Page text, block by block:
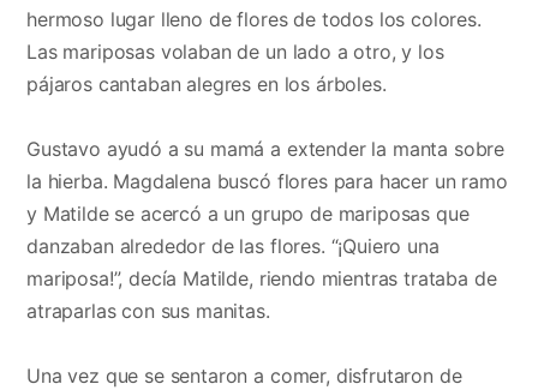
hermoso lugar lleno de flores de todos los colores.
Las mariposas volaban de un lado a otro, y los
pájaros cantaban alegres en los árboles.
Gustavo ayudó a su mamá a extender la manta sobre
la hierba. Magdalena buscó flores para hacer un ramo
y Matilde se acercó a un grupo de mariposas que
danzaban alrededor de las flores. “¡Quiero una
mariposa!”, decía Matilde, riendo mientras trataba de
atraparlas con sus manitas.
Una vez que se sentaron a comer, disfrutaron de